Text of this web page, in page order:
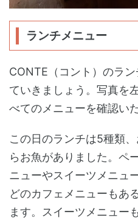
ランチメニュー
CONTE（コント）のラ
ていきましょう。写真を
べてのメニューを確認い
この日のランチは5種類
らお魚がありました。ペ
ニューやスイーツメニュ
どのカフェメニューもあ
ます。スイーツメニュー